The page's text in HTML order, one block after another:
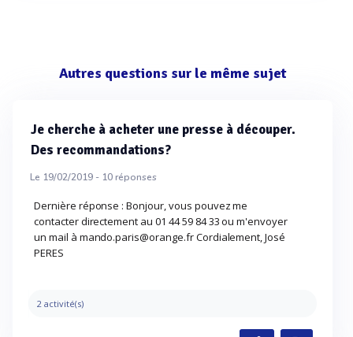
Autres questions sur le même sujet
Je cherche à acheter une presse à découper.
Des recommandations?
Le 19/02/2019 - 10réponses
Dernière réponse : Bonjour, vous pouvez me
contacter directement au 01 44 59 84 33 ou m'envoyer
un mail à mando.paris@orange.fr Cordialement, José
PERES
2 activité(s)